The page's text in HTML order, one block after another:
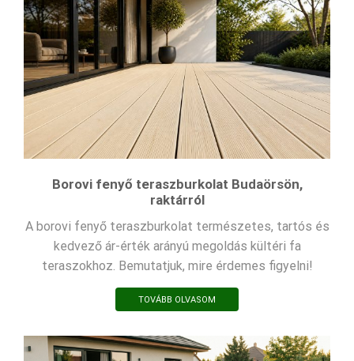
Borovi fenyő teraszburkolat Budaörsön,
raktárról
A borovi fenyő teraszburkolat természetes, tartós és
kedvező ár-érték arányú megoldás kültéri fa
teraszokhoz. Bemutatjuk, mire érdemes figyelni!
TOVÁBB OLVASOM